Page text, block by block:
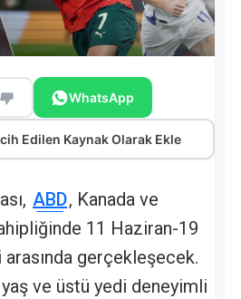
WhatsApp
Edilen Kaynak Olarak Ekle
ABD, Kanada ve
11 Haziran-19
gerçekleşecek.
ve üstü yedi deneyimli